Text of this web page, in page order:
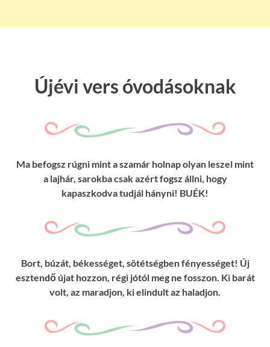
Újévi vers óvodásoknak
Ma befogsz rúgni mint a szamár holnap olyan leszel mint
a lajhár, sarokba csak azért fogsz állni, hogy
kapaszkodva tudjál hányni! BUÉK!
Bort, búzát, békességet, sötétségben fényességet! Új
esztendő újat hozzon, régi jótól meg ne fosszon. Ki barát
volt, az maradjon, ki elindult az haladjon.